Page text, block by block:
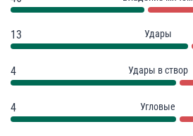
13 Удары
4 Удары в створ
4 Угловые